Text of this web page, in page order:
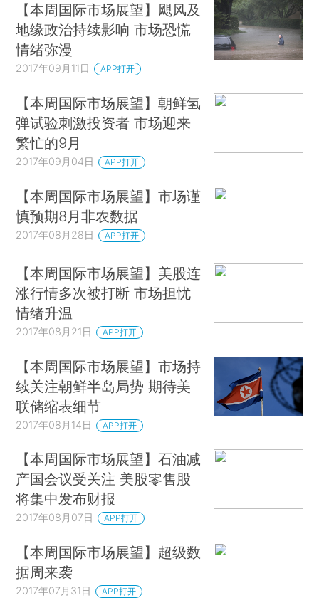
【本周国际市场展望】飓风及
地缘政治持续影响 市场恐慌
情绪弥漫
2017年09月11日 APP打开
【本周国际市场展望】朝鲜氢
弹试验刺激投资者 市场迎来
繁忙的9月
2017年09月04日 APP打开
【本周国际市场展望】市场谨
慎预期8月非农数据
2017年08月28日 APP打开
【本周国际市场展望】美股连
涨行情多次被打断 市场担忧
情绪升温
2017年08月21日 APP打开
【本周国际市场展望】市场持
续关注朝鲜半岛局势 期待美
联储缩表细节
2017年08月14日 APP打开
【本周国际市场展望】石油减
产国会议受关注 美股零售股
将集中发布财报
2017年08月07日 APP打开
【本周国际市场展望】超级数
据周来袭
2017年07月31日 APP打开